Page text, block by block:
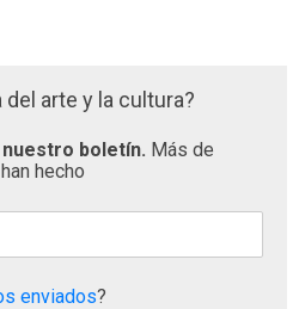
arte y la cultura?
nuestro boletín. Más de
hecho
enviados?